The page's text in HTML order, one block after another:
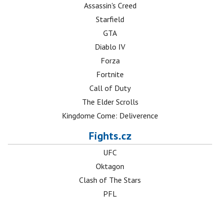
Assassin's Creed
Starfield
GTA
Diablo IV
Forza
Fortnite
Call of Duty
The Elder Scrolls
Kingdome Come: Deliverence
Fights.cz
UFC
Oktagon
Clash of The Stars
PFL